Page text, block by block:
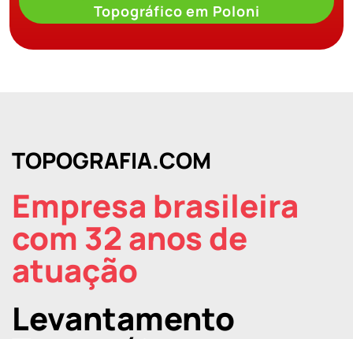
Topográfico em Poloni
TOPOGRAFIA.COM
Empresa brasileira
com 32 anos de
atuação
Levantamento